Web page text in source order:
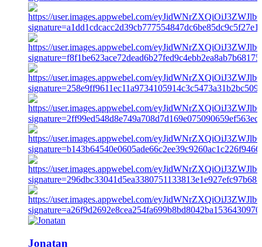
Jonatan